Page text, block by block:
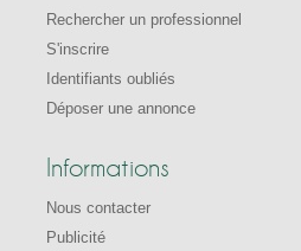
Rechercher un professionnel
S'inscrire
Identifiants oubliés
Déposer une annonce
Informations
Nous contacter
Publicité